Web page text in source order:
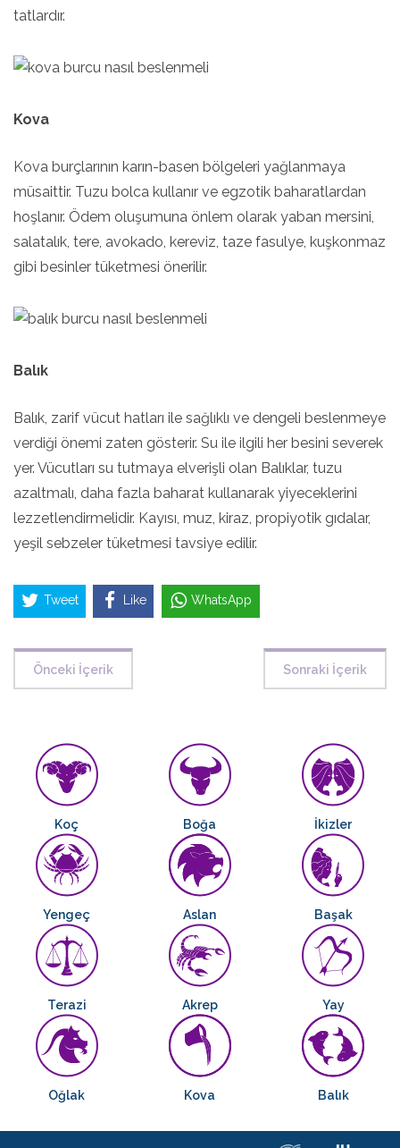
tatlardır.
Kova
Kova burçlarının karın-basen bölgeleri yağlanmaya
müsaittir. Tuzu bolca kullanır ve egzotik baharatlardan
hoşlanır. Ödem oluşumuna önlem olarak yaban mersini,
salatalık, tere, avokado, kereviz, taze fasulye, kuşkonmaz
gibi besinler tüketmesi önerilir.
Balık
Balık, zarif vücut hatları ile sağlıklı ve dengeli beslenmeye
verdiği önemi zaten gösterir. Su ile ilgili her besini severek
yer. Vücutları su tutmaya elverişli olan Balıklar, tuzu
azaltmalı, daha fazla baharat kullanarak yiyeceklerini
lezzetlendirmelidir. Kayısı, muz, kiraz, propiyotik gıdalar,
yeşil sebzeler tüketmesi tavsiye edilir.
Tweet Like WhatsApp
Önceki İçerik Sonraki İçerik
Koç Boğa İkizler
Yengeç Aslan Başak
Terazi Akrep Yay
Oğlak Kova Balık